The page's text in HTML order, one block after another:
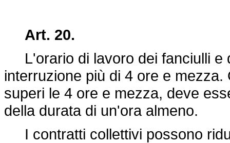
Art. 20.
L'orario di lavoro dei fanciulli e
interruzione più di 4 ore e
superi le 4 ore e mezza, deve
della durata di un'ora almeno.
I contratti collettivi possono